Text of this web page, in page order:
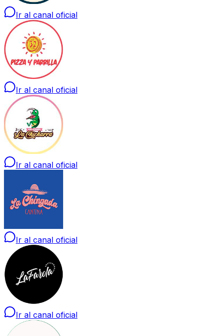
Ir al canal oficial
Ir al canal oficial
Ir al canal oficial
Ir al canal oficial
Ir al canal oficial